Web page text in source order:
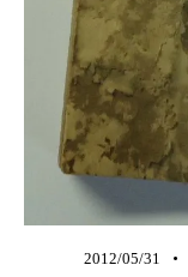
2012/05/31